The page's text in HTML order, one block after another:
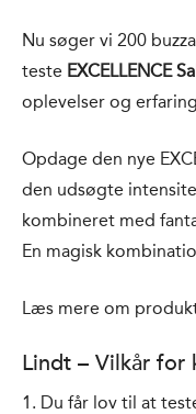
Nu søger vi 200
teste EXCELLENCE
oplevelser og
Opdage den nye
den udsøgte
kombineret med
En magisk
Læs mere om
Lindt – Vilkår for
1. Du får lov til at